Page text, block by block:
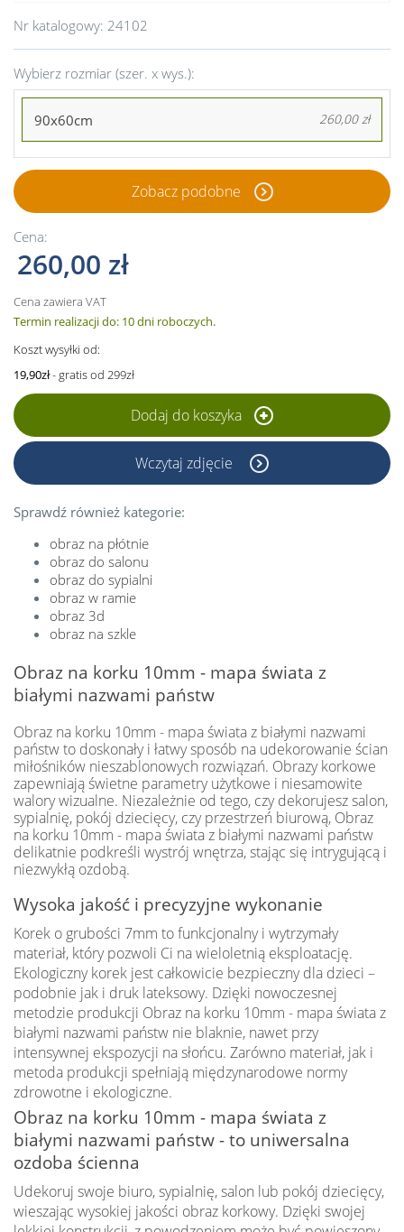
Nr katalogowy: 24102
Wybierz rozmiar (szer. x wys.):
90x60cm 260,00 zł
Zobacz podobne
Cena:
260,00 zł
Cena zawiera VAT
Termin realizacji do: 10 dni roboczych.
Koszt wysyłki od:
19,90zł- gratis od 299zł
Dodaj do koszyka
Wczytaj zdjęcie
Sprawdź również kategorie:
obraz na płótnie
obraz do salonu
obraz do sypialni
obraz w ramie
obraz 3d
obraz na szkle
Obraz na korku 10mm - mapa świata z
białymi nazwami państw
Obraz na korku 10mm - mapa świata z białymi nazwami
państw to doskonały i łatwy sposób na udekorowanie ścian
miłośników nieszablonowych rozwiązań. Obrazy korkowe
zapewniają świetne parametry użytkowe i niesamowite
walory wizualne. Niezależnie od tego, czy dekorujesz salon,
sypialnię, pokój dziecięcy, czy przestrzeń biurową, Obraz
na korku 10mm - mapa świata z białymi nazwami państw
delikatnie podkreśli wystrój wnętrza, stając się intrygującą i
niezwykłą ozdobą.
Wysoka jakość i precyzyjne wykonanie
Korek o grubości 7mm to funkcjonalny i wytrzymały
materiał, który pozwoli Ci na wieloletnią eksploatację.
Ekologiczny korek jest całkowicie bezpieczny dla dzieci –
podobnie jak i druk lateksowy. Dzięki nowoczesnej
metodzie produkcji Obraz na korku 10mm - mapa świata z
białymi nazwami państw nie blaknie, nawet przy
intensywnej ekspozycji na słońcu. Zarówno materiał, jak i
metoda produkcji spełniają międzynarodowe normy
zdrowotne i ekologiczne.
Obraz na korku 10mm - mapa świata z
białymi nazwami państw - to uniwersalna
ozdoba ścienna
Udekoruj swoje biuro, sypialnię, salon lub pokój dziecięcy,
wieszając wysokiej jakości obraz korkowy. Dzięki swojej